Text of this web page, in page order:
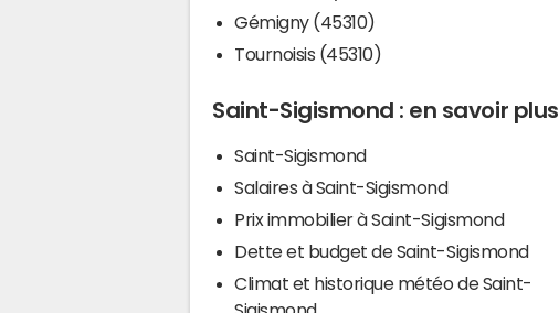
Gémigny (45310)
Tournoisis (45310)
Saint-Sigismond : en savoir plus
Saint-Sigismond
Salaires à Saint-Sigismond
Prix immobilier à Saint-Sigismond
Dette et budget de Saint-Sigismond
Climat et historique météo de Saint-